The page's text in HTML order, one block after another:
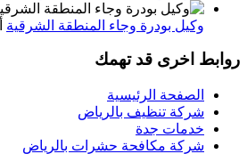
وكيل بودرة وجاء المنطقة الشرقية
روابط اخرى قد تهمك
الصفحة الرئيسية
شركة تنظيف بالرياض
خدمات جدة
شركة مكافحة حشرات بالرياض